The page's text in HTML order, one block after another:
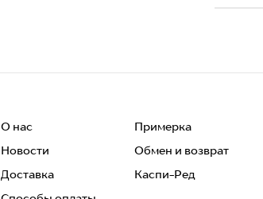
О нас
Новости
Доставка
Примерка
Обмен и возврат
Каспи-Ред